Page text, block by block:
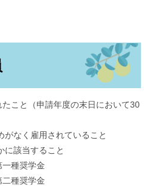
こと（申請年度の末日において30
がなく雇用されていること
に該当すること
一種奨学金
二種奨学金